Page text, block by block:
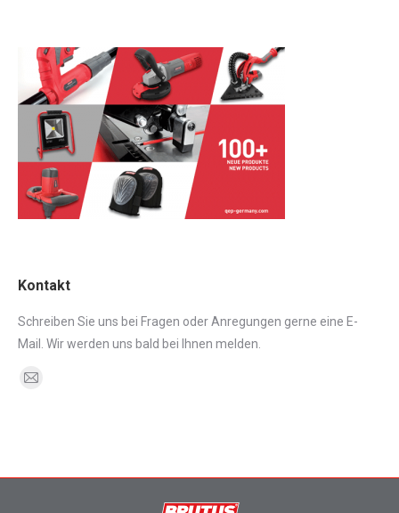
Kontakt
Schreiben Sie uns bei Fragen oder Anregungen gerne eine E-
Mail. Wir werden uns bald bei Ihnen melden.
Finden Sie uns auf:
in